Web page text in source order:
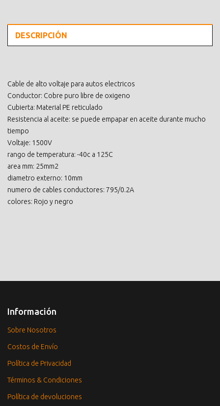
DESCRIPCIÓN
Cable de alto voltaje para autos electricos
Conductor: Cobre puro libre de oxigeno
Cubierta: Material PE reticulado
Resistencia al aceite: se puede empapar en aceite durante mucho
tiempo
Voltaje: 1500V
rango de temperatura: -40c a 125C
area mm: 25mm2
diametro externo: 10mm
numero de cables conductores: 795/0.2A
colores: Rojo y negro
Información
Sobre Nosotros
Costos de Envío
Política de Privacidad
Términos & Condiciones
Política de devoluciones